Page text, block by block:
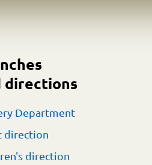
directions
Department
direction
direction